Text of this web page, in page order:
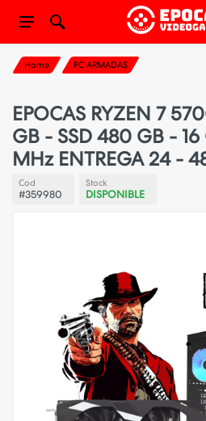
Home PC ARMADAS
EPOCAS RYZEN 7
GB - SSD 480 GB -
MHz ENTREGA 24 -
Cod
#359980
Stock
DISPONIBLE